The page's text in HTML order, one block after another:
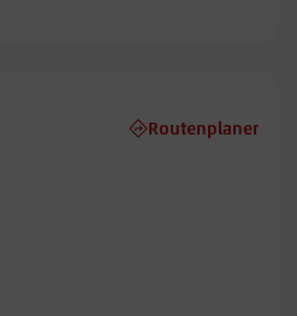
Routenplaner